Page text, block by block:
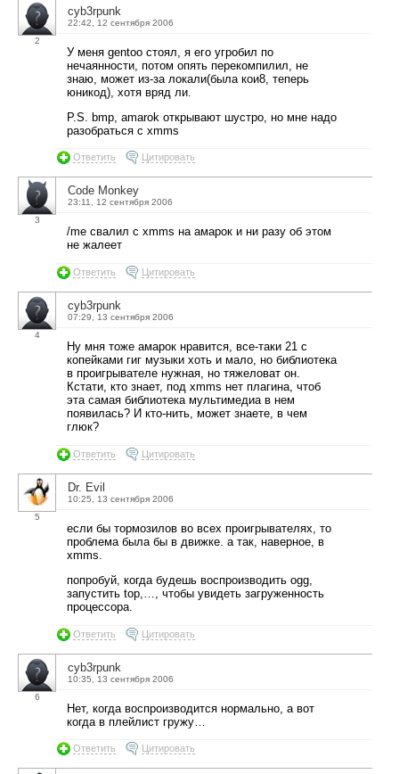
2
cyb3rpunk
22:42, 12 сентября 2006
У меня gentoo стоял, я его угробил по
нечаянности, потом опять перекомпилил, не
знаю, может из-за локали(была кои8, теперь
юникод), хотя вряд ли.
P.S. bmp, amarok открывают шустро, но мне надо
разобраться с xmms
Ответить Цитировать
3
Code Monkey
23:11, 12 сентября 2006
/me свалил с xmms на амарок и ни разу об этом
не жалеет
Ответить Цитировать
4
cyb3rpunk
07:29, 13 сентября 2006
Ну мня тоже амарок нравится, все-таки 21 с
копейками гиг музыки хоть и мало, но библиотека
в проигрывателе нужная, но тяжеловат он.
Кстати, кто знает, под xmms нет плагина, чтоб
эта самая библиотека мультимедиа в нем
появилась? И кто-нить, может знаете, в чем
глюк?
Ответить Цитировать
5
Dr. Evil
10:25, 13 сентября 2006
если бы тормозилов во всех проигрывателях, то
проблема была бы в движке. а так, наверное, в
xmms.
попробуй, когда будешь воспроизводить ogg,
запустить top,…, чтобы увидеть загруженность
процессора.
Ответить Цитировать
6
cyb3rpunk
10:35, 13 сентября 2006
Нет, когда воспроизводится нормально, а вот
когда в плейлист гружу…
Ответить Цитировать